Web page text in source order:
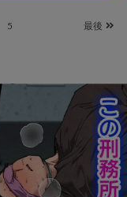
5 最後